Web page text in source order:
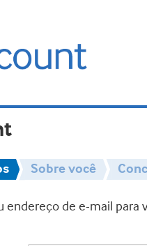
Sobre você
endereço de e-mail